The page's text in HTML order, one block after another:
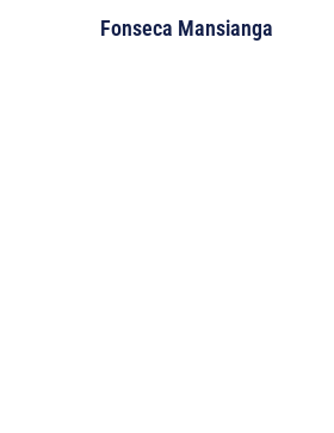
Fonseca Mansianga